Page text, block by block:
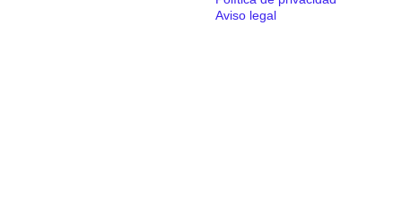
Aviso legal